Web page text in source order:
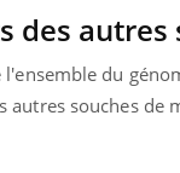
des
du
autres souches